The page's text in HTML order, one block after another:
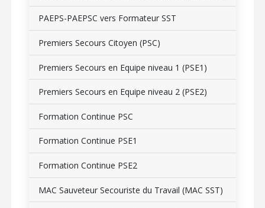
PAEPS-PAEPSC vers Formateur SST
Premiers Secours Citoyen (PSC)
Premiers Secours en Equipe niveau 1 (PSE1)
Premiers Secours en Equipe niveau 2 (PSE2)
Formation Continue PSC
Formation Continue PSE1
Formation Continue PSE2
MAC Sauveteur Secouriste du Travail (MAC SST)